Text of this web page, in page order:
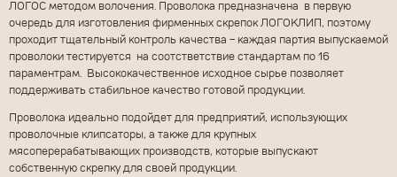
ПОСЛАТЬ ОЧИСТИТЬ
ЛОГОС методом волочения. Проволока предназначена в первую
очередь для изготовления фирменных скрепок ЛОГОКЛИП, поэтому
проходит тщательный контроль качества - каждая партия выпускаемой
проволоки тестируется на соотстветствие стандартам по 16
параментрам. Высококачественное исходное сырье позволяет
поддерживать стабильное качество готовой продукции.
Проволока идеально подойдет для предприятий, использующих
проволочные клипсаторы, а также для крупных
мясоперерабатывающих производств, которые выпускают
собственную скрепку для своей продукции.